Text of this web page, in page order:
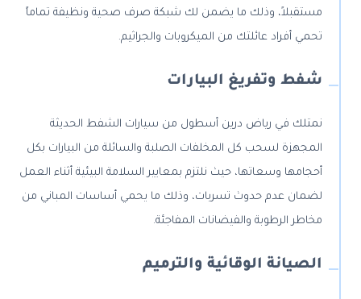
مستقبلاً، وذلك ما يضمن لك شبكة صرف صحية ونظيفة تماماً
تحمي أفراد عائلتك من الميكروبات والجراثيم.
شفط وتفريغ البيارات
نمتلك في رياض درين أسطول من سيارات الشفط الحديثة
المجهزة لسحب كل المخلفات الصلبة والسائلة من البيارات بكل
أحجامها وسعاتها، حيث نلتزم بمعايير السلامة البيئية أثناء العمل
لضمان عدم حدوث تسربات، وذلك ما يحمي أساسات المباني من
مخاطر الرطوبة والفيضانات المفاجئة.
الصيانة الوقائية والترميم